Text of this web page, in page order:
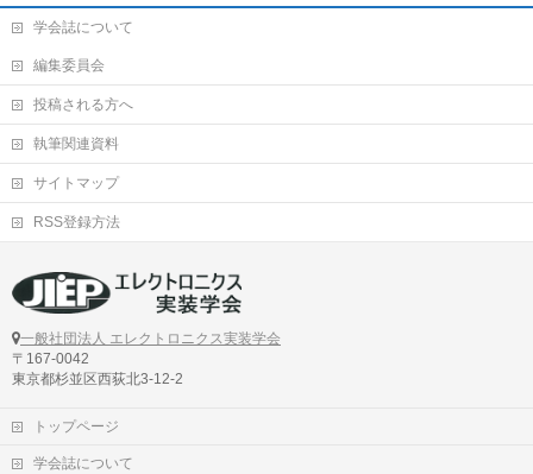
学会誌について
編集委員会
投稿される方へ
執筆関連資料
サイトマップ
RSS登録方法
一般社団法人 エレクトロニクス実装学会
〒167-0042
東京都杉並区西荻北3-12-2
トップページ
学会誌について